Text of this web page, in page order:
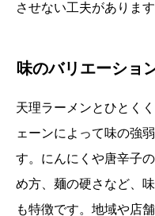
させない工夫があります
味のバリエーショ
天理ラーメンとひとく
ェーンによって味の強
す。にんにくや唐辛子
め方、麺の硬さなど、
も特徴です。地域や店